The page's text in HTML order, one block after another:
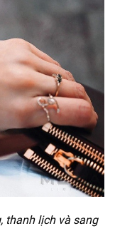
thanh lịch và sang